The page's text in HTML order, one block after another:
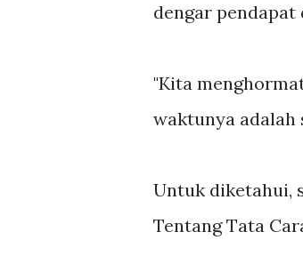
dengar pendapat
"Kita
waktunya adalah
Untuk diketahui,
Tentang Tata